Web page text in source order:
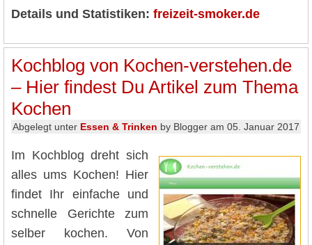
Details und Statistiken: freizeit-smoker.de
Kochblog von Kochen-verstehen.de
– Hier findest Du Artikel zum Thema
Kochen
Abgelegt unter Essen & Trinken by Blogger am 05. Januar 2017
Im Kochblog dreht sich
alles ums Kochen! Hier
findet Ihr einfache und
schnelle Gerichte zum
selber kochen. Von